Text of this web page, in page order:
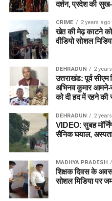
दर्शन, प्रदेश की
CRIME 2 years ago
खेत की मेढ़ काटने को
वीडियो सोशल
DEHRADUN 2
उत्तराखंड: पूर्व
अभिनव कुमार आमने-
को दी हद में रहने की
DEHRADUN 2
VIDEO: सुबह
सैनिक घयाल,
MADHYA PRADESH
शिक्षक दिवस के
सोशल मिडिया पर